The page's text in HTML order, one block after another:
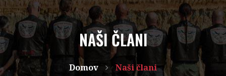
NAŠI ČLANI
Domov Naši člani